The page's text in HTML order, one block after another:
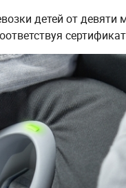
детей от девяти